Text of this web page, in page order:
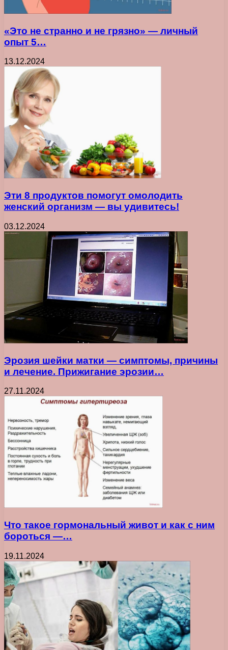
«Это не странно и не грязно» — личный
опыт 5…
13.12.2024
Эти 8 продуктов помогут омолодить
женский организм — вы удивитесь!
03.12.2024
Эрозия шейки матки — симптомы, причины
и лечение. Прижигание эрозии…
27.11.2024
Что такое гормональный живот и как с ним
бороться —…
19.11.2024